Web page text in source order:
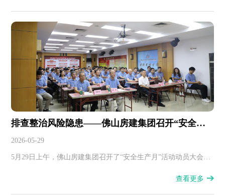
排查整治风险隐患——佛山房建集团召开“安全生
产月”活动动员大会
2026-05-29
5月29日上午，佛山房建集团召开了“安全生产月”活动动员大会，
查看更多